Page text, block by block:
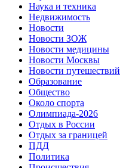
Наука и техника
Недвижимость
Новости
Новости ЗОЖ
Новости медицины
Новости Москвы
Новости путешествий
Образование
Общество
Около спорта
Олимпиада-2026
Отдых в России
Отдых за границей
ПДД
Политика